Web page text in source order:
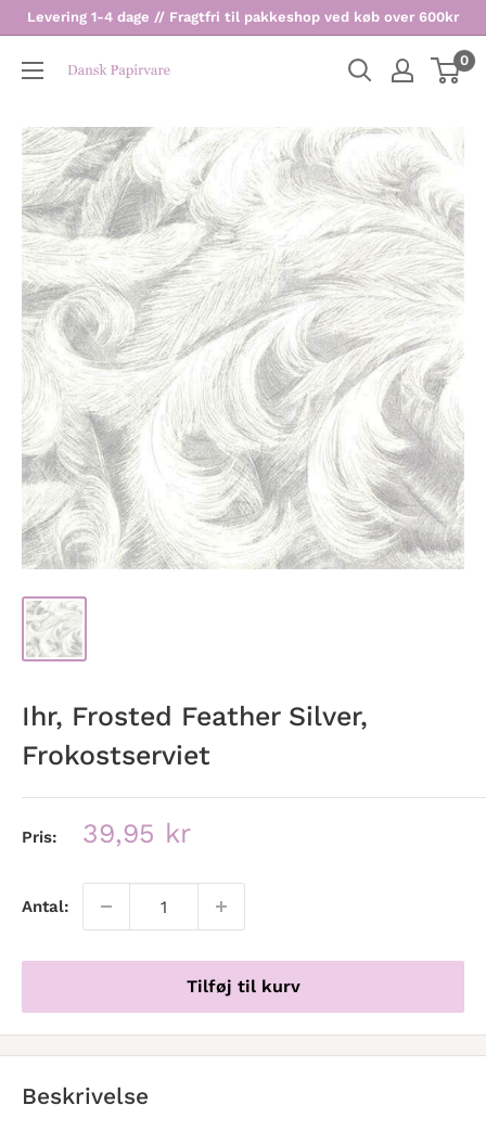
Levering 1-4 dage // Fragtfri til pakkeshop ved køb over 600kr
Dansk
0
Ihr, Frosted Feather Silver,
Frokostserviet
Pris: Udsalgspris
39,95 kr
Antal:
Tilføj til kurv
Beskrivelse